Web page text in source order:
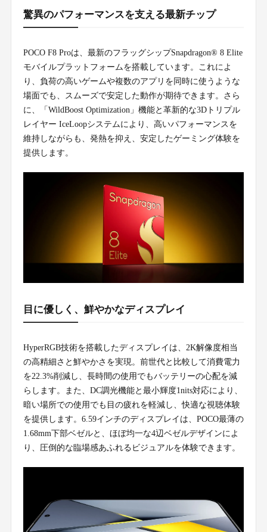
驚異のパフォーマンスを支える最新チップ
POCO F8 Proは、最新のフラッグシップSnapdragon® 8 Elite
モバイルプラットフォームを搭載しています。これによ
り、負荷の高いゲームや複数のアプリを同時に使うような
場面でも、スムーズで安定した動作が期待できます。さら
に、「WildBoost Optimization」機能と革新的な3Dトリプル
レイヤー IceLoopシステムにより、高いパフォーマンスを
維持しながらも、発熱を抑え、安定したゲーミング体験を
提供します。
目に優しく、鮮やかなディスプレイ
HyperRGB技術を搭載したディスプレイは、2K解像度相当
の高精細さと鮮やかさを実現。前世代と比較して消費電力
を22.3%削減し、長時間の使用でもバッテリーの心配を減
らします。また、DC調光機能と最小輝度1nits対応により、
暗い場所での使用でも目の疲れを軽減し、快適な視聴体験
を提供します。6.59インチのディスプレイは、POCO最薄の
1.68mm下部ベゼルと、ほぼ均一な4辺ベゼルデザインによ
り、圧倒的な臨場感あふれるビジュアルを体験できます。